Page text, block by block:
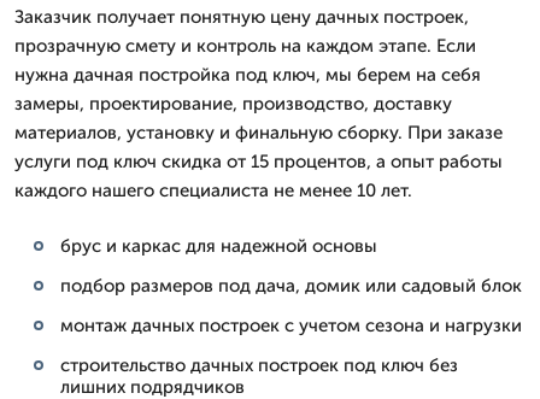
Заказчик получает понятную цену дачных построек,
прозрачную смету и контроль на каждом этапе. Если
нужна дачная постройка под ключ, мы берем на себя
замеры, проектирование, производство, доставку
материалов, установку и финальную сборку. При заказе
услуги под ключ скидка от 15 процентов, а опыт работы
каждого нашего специалиста не менее 10 лет.
брус и каркас для надежной основы
подбор размеров под дача, домик или садовый блок
монтаж дачных построек с учетом сезона и нагрузки
строительство дачных построек под ключ без
лишних подрядчиков